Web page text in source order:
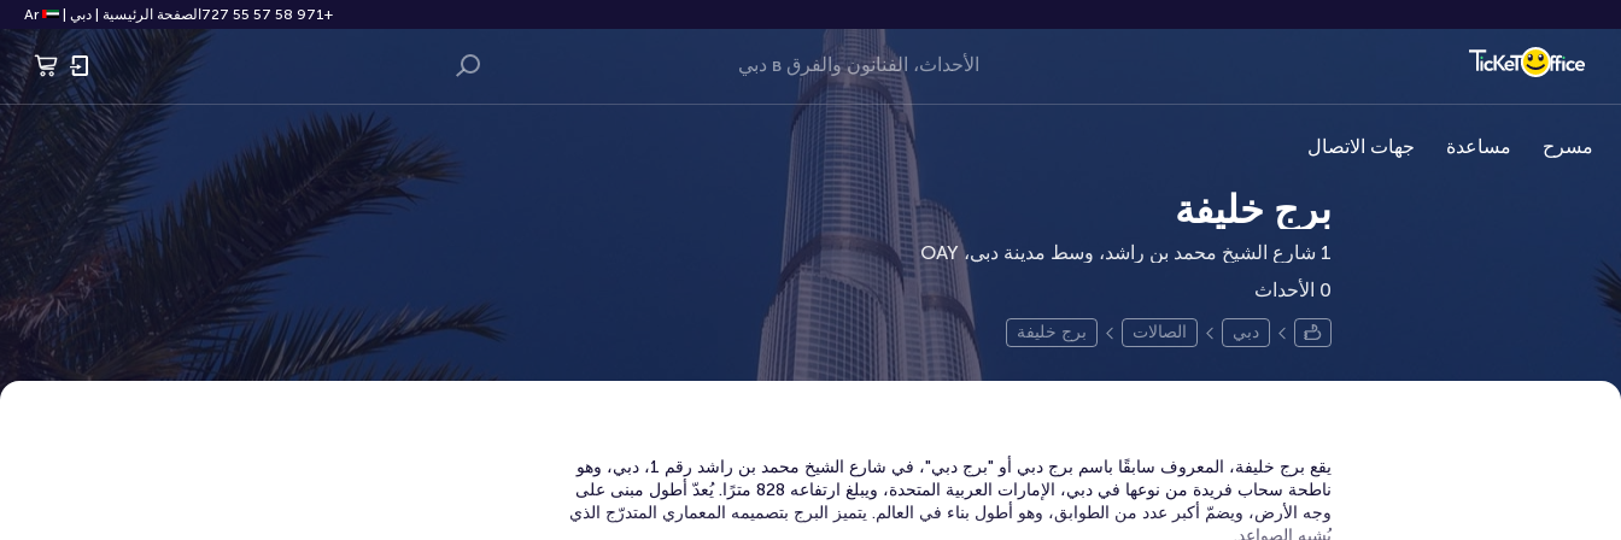
+971 58 57 55 727 الصفحة الرئيسية دبي Ar
مسرح مساعدة جهات الاتصال
برج خليفة
1 شارع الشيخ محمد بن راشد، وسط مدينة دبي، OAY
0 الأحداث
دبي الصالات برج خليفة
يقع برج خليفة، المعروف سابقًا باسم برج دبي أو "برج دبي"، في شارع الشيخ محمد بن راشد رقم 1، دبي، وهو
ناطحة سحاب فريدة من نوعها في دبي، الإمارات العربية المتحدة، ويبلغ ارتفاعه 828 مترًا. يُعدّ أطول مبنى على
وجه الأرض، ويضمّ أكبر عدد من الطوابق، وهو أطول بناء في العالم. يتميز البرج بتصميمه المعماري المتدرّج الذي
يُشبه الصواعد.